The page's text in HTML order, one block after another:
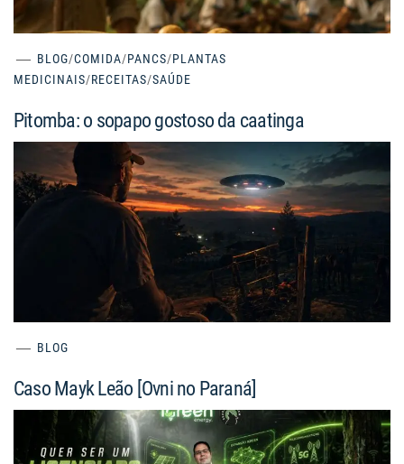
BLOG/COMIDA/PANCS/PLANTAS
MEDICINAIS/RECEITAS/SAÚDE
Pitomba: o sopapo gostoso da caatinga
BLOG
Caso Mayk Leão [Ovni no Paraná]